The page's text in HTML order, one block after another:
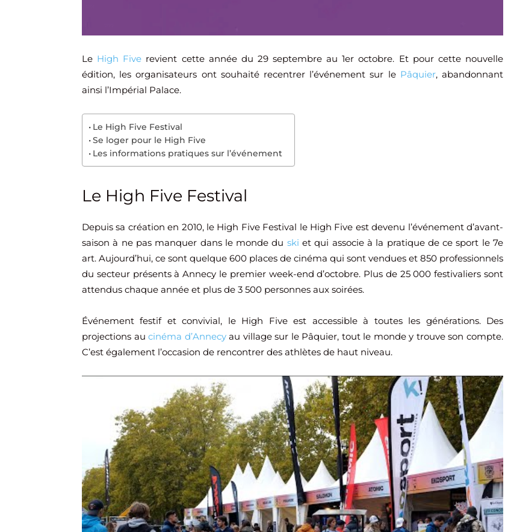
Le High Five revient cette année du 29 septembre au 1er octobre. Et pour cette nouvelle
édition, les organisateurs ont souhaité recentrer l’événement sur le Pâquier, abandonnant
ainsi l’Impérial Palace.
Le High Five Festival
Se loger pour le High Five
Les informations pratiques sur l’événement
Le High Five Festival
Depuis sa création en 2010, le High Five Festival le High Five est devenu l’événement d’avant-
saison à ne pas manquer dans le monde du ski et qui associe à la pratique de ce sport le 7e
art. Aujourd’hui, ce sont quelque 600 places de cinéma qui sont vendues et 850 professionnels
du secteur présents à Annecy le premier week-end d’octobre. Plus de 25 000 festivaliers sont
attendus chaque année et plus de 3 500 personnes aux soirées.
Événement festif et convivial, le High Five est accessible à toutes les générations. Des
projections aucinéma d’Annecyau village sur le Pâquier, tout le monde y trouve son compte.
C’est également l’occasion de rencontrer des athlètes de haut niveau.